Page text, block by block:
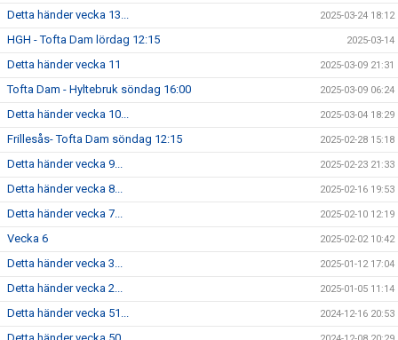
Detta händer vecka 13... 2025-03-24 18:12
HGH - Tofta Dam lördag 12:15 2025-03-14
Detta händer vecka 11 2025-03-09 21:31
Tofta Dam - Hyltebruk söndag 16:00 2025-03-09 06:24
Detta händer vecka 10... 2025-03-04 18:29
Frillesås- Tofta Dam söndag 12:15 2025-02-28 15:18
Detta händer vecka 9... 2025-02-23 21:33
Detta händer vecka 8... 2025-02-16 19:53
Detta händer vecka 7... 2025-02-10 12:19
Vecka 6 2025-02-02 10:42
Detta händer vecka 3... 2025-01-12 17:04
Detta händer vecka 2... 2025-01-05 11:14
Detta händer vecka 51... 2024-12-16 20:53